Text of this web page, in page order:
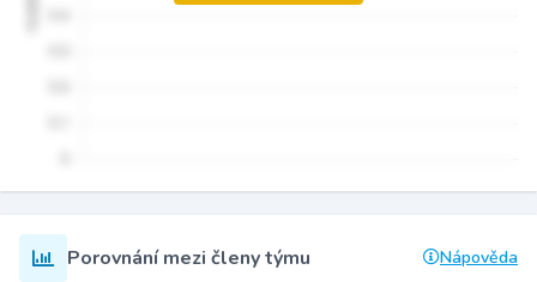
Porovnání mezi členy týmu Nápověda